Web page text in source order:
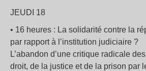
JEUDI 18
• 16 heures : La solidarité contre la
par rapport à l’institution judiciaire ?
L’abandon d’une critique radicale
droit, de la justice et de la prison par